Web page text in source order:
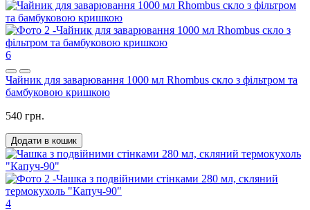
6
Чайник для заварювання 1000 мл Rhombus скло з фільтром та
бамбуковою кришкою
540 грн.
Додати в кошик
4